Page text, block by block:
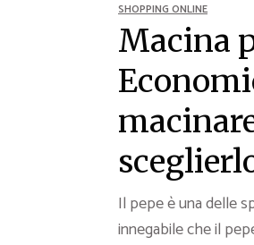
SHOPPING ONLINE
Macina
Il pepe è una delle
innegabile che il